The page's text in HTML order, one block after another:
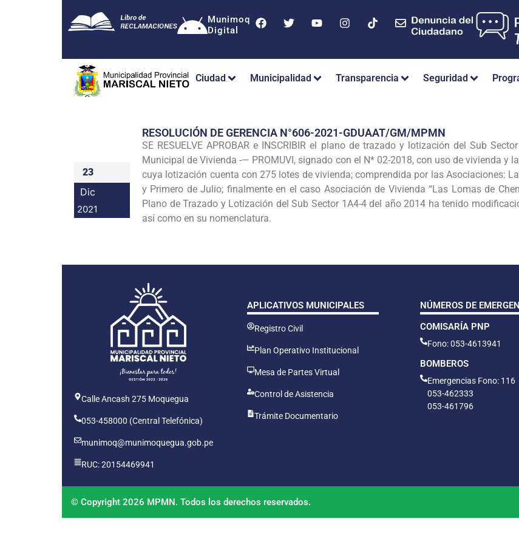
Munimoq
Digital
Ciudad Municipalidad Transparencia Seguridad
23
Dic
2021
RESOLUCIÓN DE GERENCIA N°606-2021-GDUAAT/GM/MPMN
SE RESUELVE APROBAR e INSCRIBIR el plano de trazado y lotización del Sub
Municipal de Vivienda -— PROMUVI, signado con el N* 02-2018, con uso de vivienda y
cuya lotización cuenta con 275 lotes de vivienda; comprendida por las Asociaciones:
y Primero de Julio; finalmente en el caso Asociación de Vivienda “Las Lomas de
Plano de Trazado y Lotización del Sub Sector 1A4-4 del año 2014 ha tenido
así como en su nomenclatura.
Calle Ancash 275 Moquegua
053-458000 (Central Telefónica)
munimoq@munimoquegua.gob.pe
RUC: 20154469941
APLICATIVOS MUNICIPALES
Registro Civil
Plan Operativo Institucional
Mesa de Partes Virtual
Control de Asistencia
Trámite Documentario
NÚMEROS DE
COMISARÍA PNP
Fono: 053-4613941
BOMBEROS
Emergencias Fono: 116
053-462333
053-461796
© Copyright 2026 MPMN. Todos los derechos reservados.